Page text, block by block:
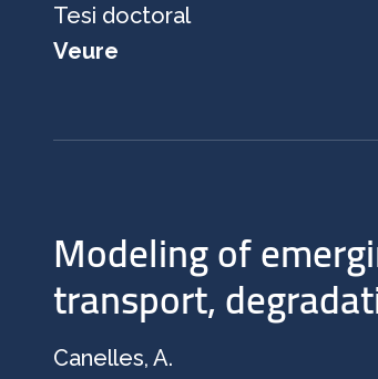
Tesi doctoral
Veure
Modeling of
transport,
Canelles, A.